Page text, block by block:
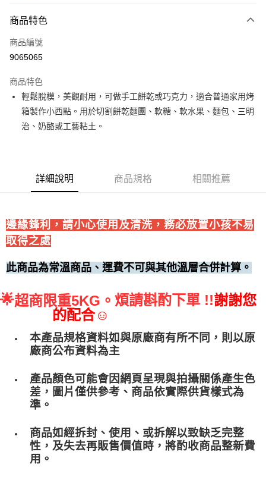
運送方式
• 付款後全家取貨
• 付款後7-11取貨
每筆NT$60，滿NT$699(含以上)免運費
(請點開選項勾選)
商品特色
商品編號
9065065
商品特色
輕鬆脫模，美觀耐用，可做手工餅乾或巧克力，適合普通家用烤
箱製作小西點。用於切割餅乾麵團、軟糖、軟水果、麵包、三明
治、奶酪或工藝粘土。
詳細說明 商品規格 相關推薦
邊緣鋒利，請小心使用及清洗，務必放置小孩不易
取得之處
此商品為常溫商品、運費不可與其他溫層合併計算。
🌟超商限重5KG。 煩請斟酌下單 !!謝謝您
的配合☺
本產品規格資料如與原廠商有所不同，則以原
廠商公布資料為主
產品顏色可能會因網頁呈現與拍攝關係產生色
差，圖片僅供參考、商品依實際供貨樣式為
準。
商品如經拆封、使用、或拆解以致缺乏完整
性，及失去再販售價值時，將酌收商品整﻿新費
用。